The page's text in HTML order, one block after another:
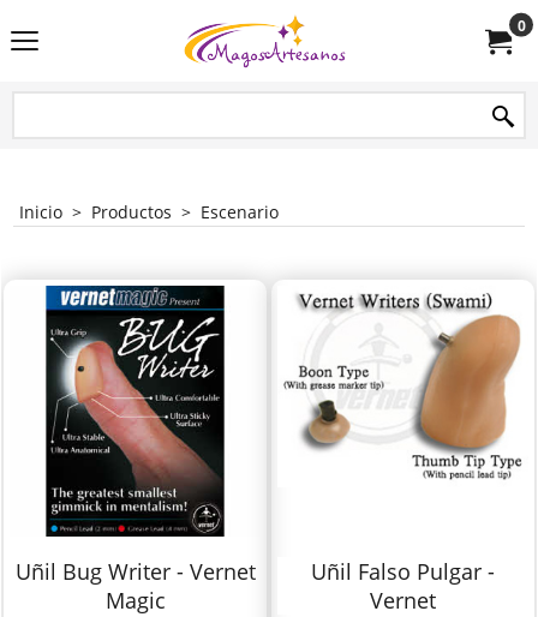
0
Inicio > Productos > Escenario
Uñil Bug Writer - Vernet
Magic
Uñil Falso Pulgar -
Vernet